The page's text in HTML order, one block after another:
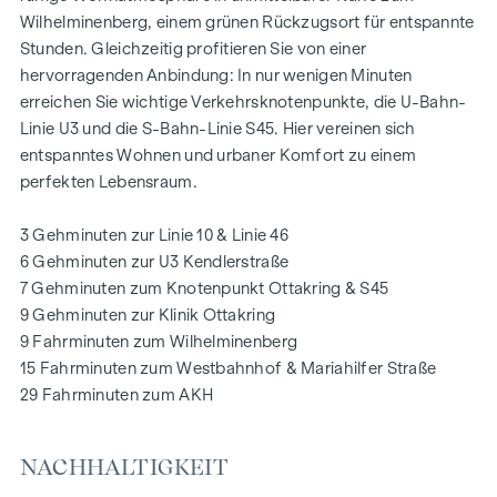
einzigartiger Rückzugsort für alle Generationen. Hier trifft
Natur auf urbanes Wohnen und schafft eine
außergewöhnliche Lebensqualität.
Die Gemeinschaftsplätze mit Bänken und Tischen laden
zum entspannten Ver-weilen ein und bieten einen
naturnahen Treffpunkt für alle Generationen. Ein
einladender Kinderspielbereich bietet unbeschwerte
Wohnanlage, sodass die Kinder sorgenfrei und sicher
spielen können. Bei der Planung wurde besonderer Wert auf
nachhaltige Materialien gelegt.
Die exklusive Nutzung durch die BewohnerInnen macht
diese Innenhof-Ruheoase zu einem besonderen Asset des
Projekts und sorgt für eine außer-gewöhnliche
Wilhelminenberg, einem grünen Rückzugsort für entspannte
Stunden. Gleichzeitig profitieren Sie von einer
hervorragenden Anbindung: In nur wenigen Minuten
erreichen Sie wichtige Verkehrsknotenpunkte, die U-Bahn-
Linie U3 und die S-Bahn-Linie S45. Hier vereinen sich
entspanntes Wohnen und urbaner Komfort zu einem
perfekten Lebensraum.
3 Gehminuten zur Linie 10 & Linie 46
6 Gehminuten zur U3 Kendlerstraße
7 Gehminuten zum Knotenpunkt Ottakring & S45
9 Gehminuten zur Klinik Ottakring
9 Fahrminuten zum Wilhelminenberg
15 Fahrminuten zum Westbahnhof & Mariahilfer Straße
29 Fahrminuten zum AKH
NACHHALTIGKEIT